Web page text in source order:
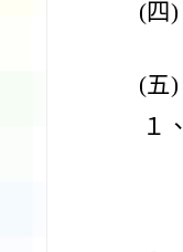
(四)
(五)
１、